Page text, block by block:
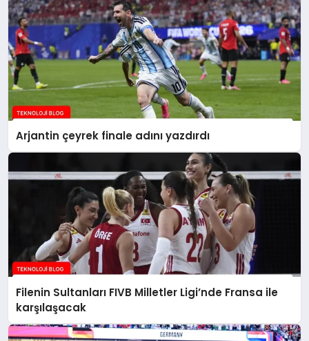
Arjantin çeyrek finale adını yazdırdı
Filenin Sultanları FIVB Milletler Ligi’nde Fransa ile
karşılaşacak